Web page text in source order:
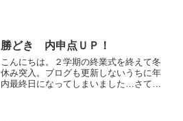
勝どき 内申点ＵＰ！
こんにちは。２学期の終業式を終えて冬
休み突入。ブログも更新しないうちに年
内最終日になってしまいました…さて、